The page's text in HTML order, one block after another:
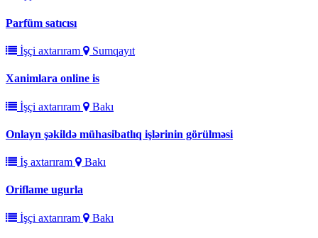
Parfüm satıcısı
İşçi axtarıram Sumqayıt
Xanimlara online is
İşçi axtarıram Bakı
Onlayn şəkildə mühasibatlıq işlərinin görülməsi
İş axtarıram Bakı
Oriflame ugurla
İşçi axtarıram Bakı